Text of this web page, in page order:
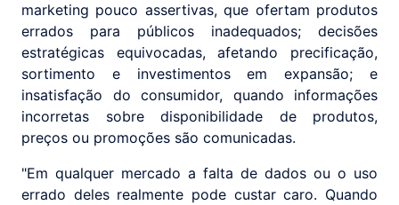
marketing pouco assertivas, que ofertam produtos
errados para públicos inadequados; decisões
estratégicas equivocadas, afetando precificação,
sortimento e investimentos em expansão; e
insatisfação do consumidor, quando informações
incorretas sobre disponibilidade de produtos,
preços ou promoções são comunicadas.
"Em qualquer mercado a falta de dados ou o uso
errado deles realmente pode custar caro. Quando